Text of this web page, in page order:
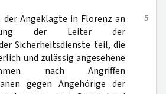
5
Angeklagte in Florenz an
der Leiter der
Sicherheitsdienste teil, die
und zulässig angesehene
nach Angriffen
gegen Angehörige der